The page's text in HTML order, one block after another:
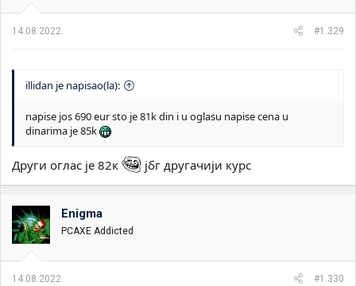
:
14.08.2022. #1.329
illidan je napisao(la):
napise jos 690 eur sto je 81k din i u oglasu napise cena u
dinarima je 85k
Други оглас је 82к јбг другачији курс
Enigma
PCAXE Addicted
14.08.2022. #1.330